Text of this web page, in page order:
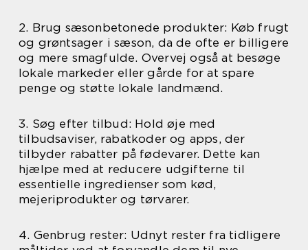
2. Brug sæsonbetonede produkter: Køb frugt
og grøntsager i sæson, da de ofte er billigere
og mere smagfulde. Overvej også at besøge
lokale markeder eller gårde for at spare
penge og støtte lokale landmænd.
3. Søg efter tilbud: Hold øje med
tilbudsaviser, rabatkoder og apps, der
tilbyder rabatter på fødevarer. Dette kan
hjælpe med at reducere udgifterne til
essentielle ingredienser som kød,
mejeriprodukter og tørvarer.
4. Genbrug rester: Udnyt rester fra tidligere